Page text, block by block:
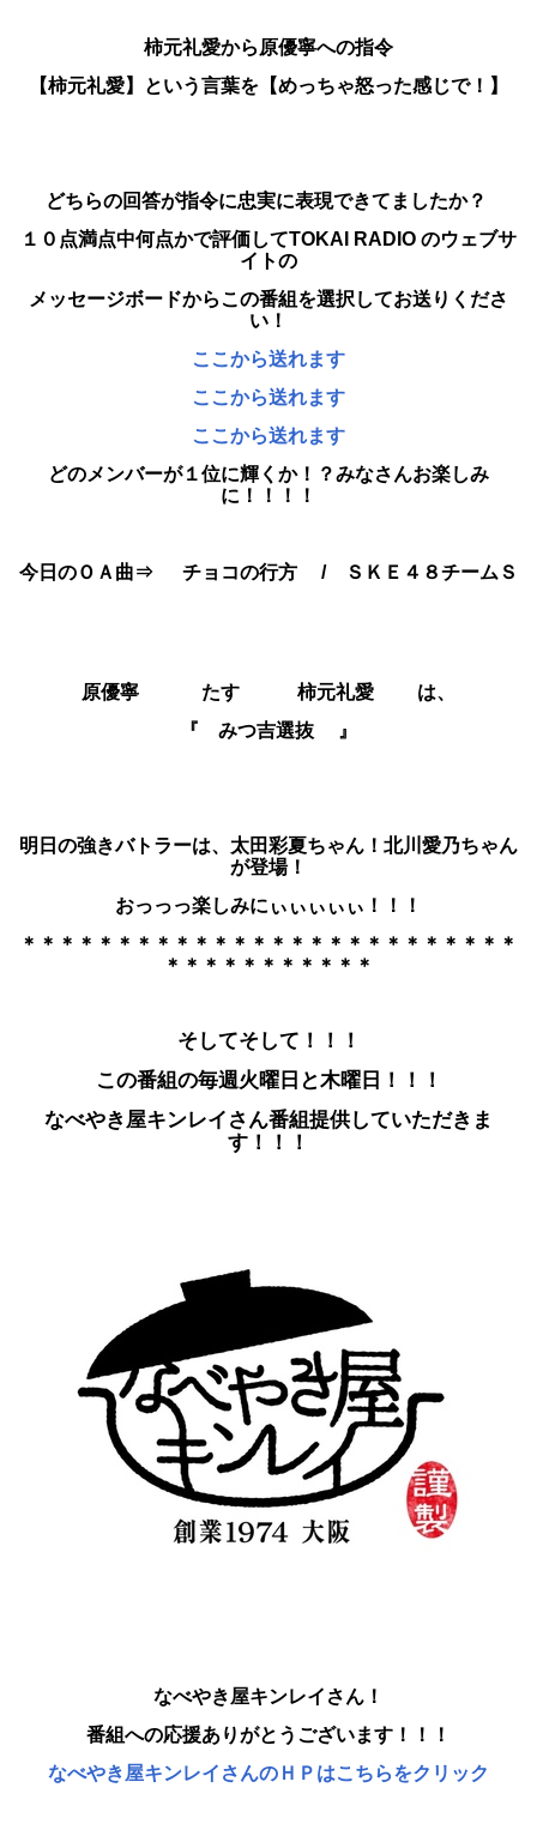
柿元礼愛から原優寧への指令
【柿元礼愛】という言葉を【めっちゃ怒った感じで！】
どちらの回答が指令に忠実に表現できてましたか？
１０点満点中何点かで評価してTOKAI RADIO のウェブサ
イトの
メッセージボードからこの番組を選択してお送りくださ
い！
ここから送れます
ここから送れます
ここから送れます
どのメンバーが１位に輝くか！？みなさんお楽しみ
に！！！！
今日のＯＡ曲⇒ チョコの行方 / ＳＫＥ４８チームＳ
原優寧 たす 柿元礼愛 は、
『 みつ吉選抜 』
明日の強きバトラーは、太田彩夏ちゃん！北川愛乃ちゃん
が登場！
おっっっ楽しみにぃぃぃぃぃ！！！
＊＊＊＊＊＊＊＊＊＊＊＊＊＊＊＊＊＊＊＊＊＊＊＊＊＊
＊＊＊＊＊＊＊＊＊＊＊
そしてそして！！！
この番組の毎週火曜日と木曜日！！！
なべやき屋キンレイさん番組提供していただきま
す！！！
なべやき屋キンレイさん！
番組への応援ありがとうございます！！！
なべやき屋キンレイさんのＨＰはこちらをクリック